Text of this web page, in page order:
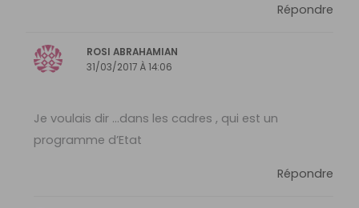
Répondre
ROSI ABRAHAMIAN
31/03/2017 À 14:06
Je voulais dir …dans les cadres , qui est un
programme d’Etat
Répondre